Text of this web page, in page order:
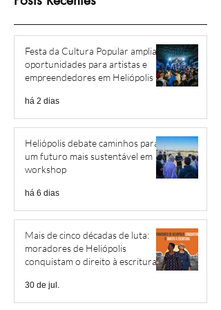
Festa da Cultura Popular amplia
oportunidades para artistas e
empreendedores em Heliópolis e
há 2 dias
Heliópolis debate caminhos para
um futuro mais sustentável em
workshop
há 6 dias
Mais de cinco décadas de luta:
moradores de Heliópolis
conquistam o direito à escritura
30 de jul.